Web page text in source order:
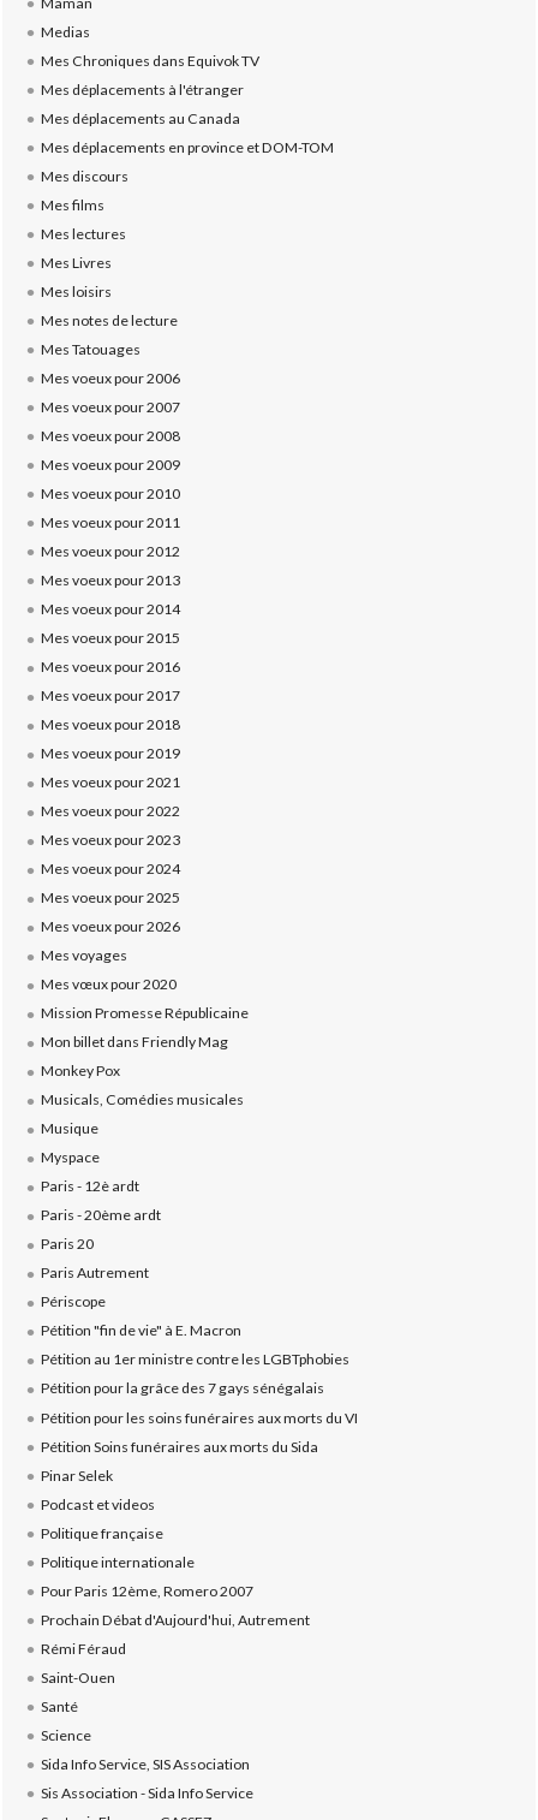
Medias
Mes Chroniques dans Equivok TV
Mes déplacements à l'étranger
Mes déplacements au Canada
Mes déplacements en province et DOM-TOM
Mes discours
Mes films
Mes lectures
Mes Livres
Mes loisirs
Mes notes de lecture
Mes Tatouages
Mes voeux pour 2006
Mes voeux pour 2007
Mes voeux pour 2008
Mes voeux pour 2009
Mes voeux pour 2010
Mes voeux pour 2011
Mes voeux pour 2012
Mes voeux pour 2013
Mes voeux pour 2014
Mes voeux pour 2015
Mes voeux pour 2016
Mes voeux pour 2017
Mes voeux pour 2018
Mes voeux pour 2019
Mes voeux pour 2021
Mes voeux pour 2022
Mes voeux pour 2023
Mes voeux pour 2024
Mes voeux pour 2025
Mes voeux pour 2026
Mes voyages
Mes vœux pour 2020
Mission Promesse Républicaine
Mon billet dans Friendly Mag
Monkey Pox
Musicals, Comédies musicales
Musique
Myspace
Paris - 12è ardt
Paris - 20ème ardt
Paris 20
Paris Autrement
Périscope
Pétition "fin de vie" à E. Macron
Pétition au 1er ministre contre les LGBTphobies
Pétition pour la grâce des 7 gays sénégalais
Pétition pour les soins funéraires aux morts du VI
Pétition Soins funéraires aux morts du Sida
Pinar Selek
Podcast et videos
Politique française
Politique internationale
Pour Paris 12ème, Romero 2007
Prochain Débat d'Aujourd'hui, Autrement
Rémi Féraud
Saint-Ouen
Santé
Science
Sida Info Service, SIS Association
Sis Association - Sida Info Service